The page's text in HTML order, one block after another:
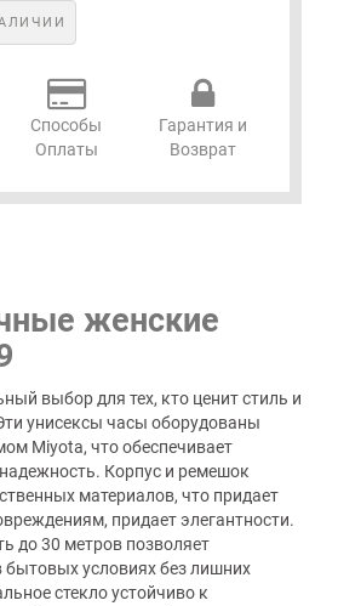
Способы
Оплаты
Гарантия и
Возврат
женские
выбор для тех, кто ценит стиль и
унисексы часы оборудованы
Miyota, что обеспечивает
Корпус и ремешок
материалов, что придает
придает элегантности.
до 30 метров позволяет
бытовых условиях без лишних
стекло устойчиво к